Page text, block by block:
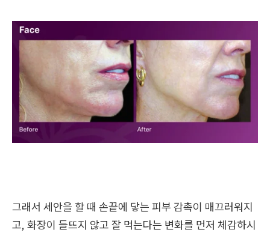
그래서 세안을 할 때 손끝에 닿는 피부 감촉이 매끄러워지
고, 화장이 들뜨지 않고 잘 먹는다는 변화를 먼저 체감하시